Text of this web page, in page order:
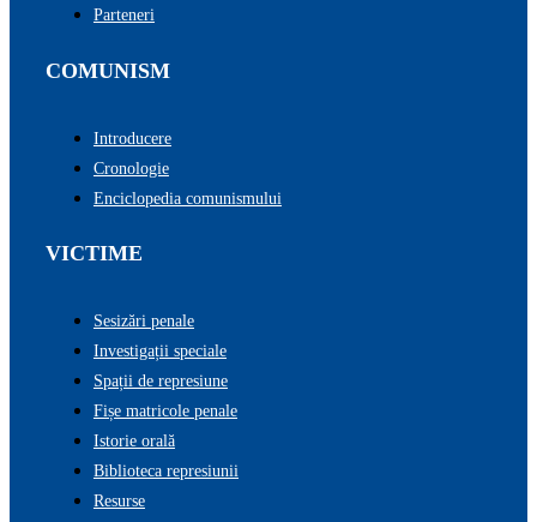
Parteneri
COMUNISM
Introducere
Cronologie
Enciclopedia comunismului
VICTIME
Sesizări penale
Investigații speciale
Spații de represiune
Fișe matricole penale
Istorie orală
Biblioteca represiunii
Resurse